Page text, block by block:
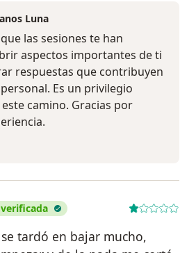
Luna
las sesiones te han
aspectos importantes de ti
respuestas que contribuyen
Es un privilegio
camino. Gracias por
tardó en bajar mucho,